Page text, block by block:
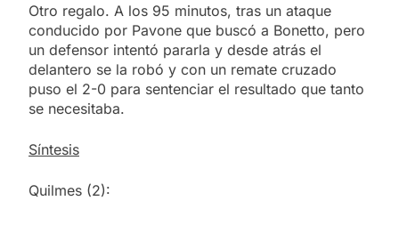
Otro regalo. A los 95 minutos, tras un ataque
conducido por Pavone que buscó a Bonetto, pero
un defensor intentó pararla y desde atrás el
delantero se la robó y con un remate cruzado
puso el 2-0 para sentenciar el resultado que tanto
se necesitaba.
Síntesis
Quilmes (2):